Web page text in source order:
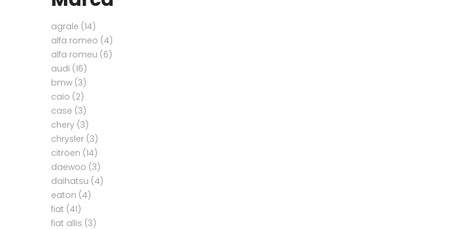
agrale (14)
alfa romeo (4)
alfa romeu (6)
audi (16)
bmw (3)
caio (2)
case (3)
chery (3)
chrysler (3)
citröen (14)
daewoo (3)
daihatsu (4)
eaton (4)
fiat (41)
fiat allis (3)